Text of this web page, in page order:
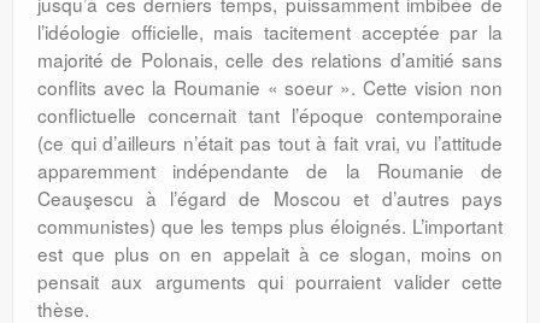
l’idéologie officielle, mais tacitement acceptée par la
majorité de Polonais, celle des relations d’amitié sans
conflits avec la Roumanie « soeur ». Cette vision non
conflictuelle concernait tant l’époque contemporaine
(ce qui d’ailleurs n’était pas tout à fait vrai, vu l’attitude
apparemment indépendante de la Roumanie de
Ceauşescu à l’égard de Moscou et d’autres pays
communistes) que les temps plus éloignés. L’important
est que plus on en appelait à ce slogan, moins on
pensait aux arguments qui pourraient valider cette
thèse.